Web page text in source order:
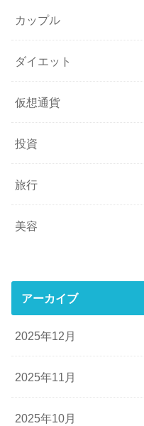
カップル
ダイエット
仮想通貨
投資
旅行
美容
アーカイブ
2025年12月
2025年11月
2025年10月